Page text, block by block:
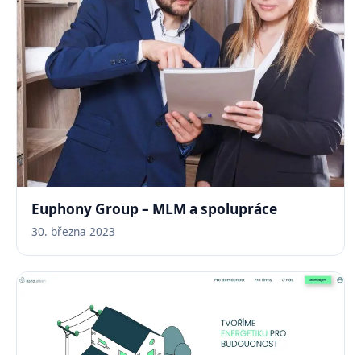
Euphony Group – MLM a spolupráce
30. března 2023